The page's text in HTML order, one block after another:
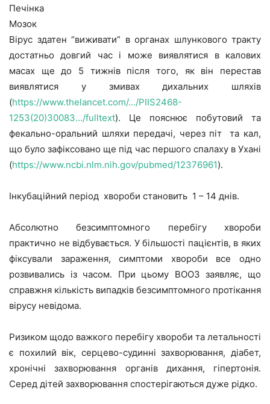
Печінка
Мозок
Вірус здатен “виживати” в органах шлункового тракту
достатньо довгий час і може виявлятися в калових
масах ще до 5 тижнів після того, як він перестав
виявлятися у змивах дихальних шляхів
(https://www.thelancet.com/…/PIIS2468-
1253(20)30083…/fulltext). Це пояснює побутовий та
фекально-оральний шляхи передачі, через піт та кал,
що було зафіксовано ще під час першого спалаху в Ухані
(https://www.ncbi.nlm.nih.gov/pubmed/12376961).
Інкубаційний період хвороби становить 1 – 14 днів.
Абсолютно безсимптомного перебігу хвороби
практично не відбувається. У більшості пацієнтів, в яких
фіксували зараження, симптоми хвороби все одно
розвивались із часом. При цьому ВООЗ заявляє, що
справжня кількість випадків безсимптомного протікання
вірусу невідома.
Ризиком щодо важкого перебігу хвороби та летальності
є похилий вік, серцево-судинні захворювання, діабет,
хронічні захворювання органів дихання, гіпертонія.
Серед дітей захворювання спостерігаються дуже рідко.